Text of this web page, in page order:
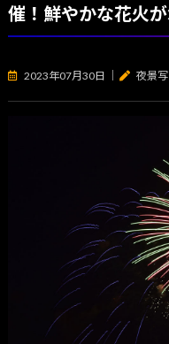
催！鮮やかな花火
2023年07月30日 夜景